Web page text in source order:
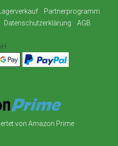
Partnerprogramm
Datenschutzerklärung
AGB
von Amazon Prime